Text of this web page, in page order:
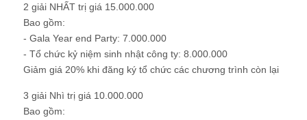
2 giải NHẤT trị giá 15.000.000
Bao gồm:
- Gala Year end Party: 7.000.000
- Tổ chức kỷ niệm sinh nhật công ty: 8.000.000
Giảm giá 20% khi đăng ký tổ chức các chương trình còn lại
3 giải Nhì trị giá 10.000.000
Bao gồm: